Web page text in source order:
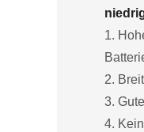
1.
2.
3.
4.